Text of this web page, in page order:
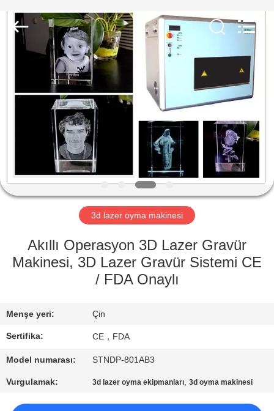
SAYFA
ÜRÜNLER
HAKKIMIZDA
FABRIKA
KALITE
BIZE
ULAŞIN
TEKLIF
Road
Enterprise
Management
Services
3d lazer oyma makinesi
Akıllı Operasyon 3D Lazer Gravür
Makinesi, 3D Lazer Gravür Sistemi CE
/ FDA Onaylı
Menşe yeri: Çin
Sertifika: CE，FDA
Model numarası: STNDP-801AB3
Vurgulamak: 3d lazer oyma ekipmanları,3d oyma makinesi